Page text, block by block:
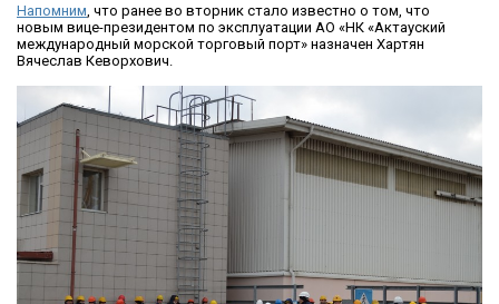
Напомним , что ранее во вторник стало известно о том, что
новым вице-президентом по эксплуатации АО «НК «Актауский
международный морской торговый порт» назначен Хартян
Вячеслав Кеворхович.